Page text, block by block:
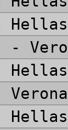
-